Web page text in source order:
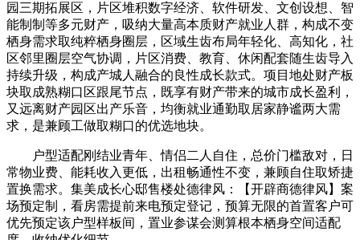
园三期拓展区，片区堆积数字经济、软件研发、文创设想、智
能制制等多元财产，吸纳大量高本质财产就业人群，构成不变
栖身需求取纯粹栖身圈层，区域生齿布局年轻化、高知化，社
区邻里圈层空气协调，片区消费、教育、休闲配套随生齿导入
持续升级，构成产城人融合的良性成长款式。项目地处财产板
块取成熟糊口区跟尾节点，既享有财产带来的城市成长盈利，
又远离财产园区出产乐音，均衡就业通勤取居家静谧两大需
求，是兼顾工做取糊口的优选地块。
户型适配刚结业青年、情侣二人自住，总价门槛敌对，日
常物业费、能耗收入更低，出租畅通性不变，兼顾自住取矫捷
置换需求。集美成长心邸售楼处德律风：【开辟商德律风】案
场预定制，看房需提前来电预定登记，预算无限的首置客户可
优先预定该户型样板间，置业参谋会测算根本栖身空间适配